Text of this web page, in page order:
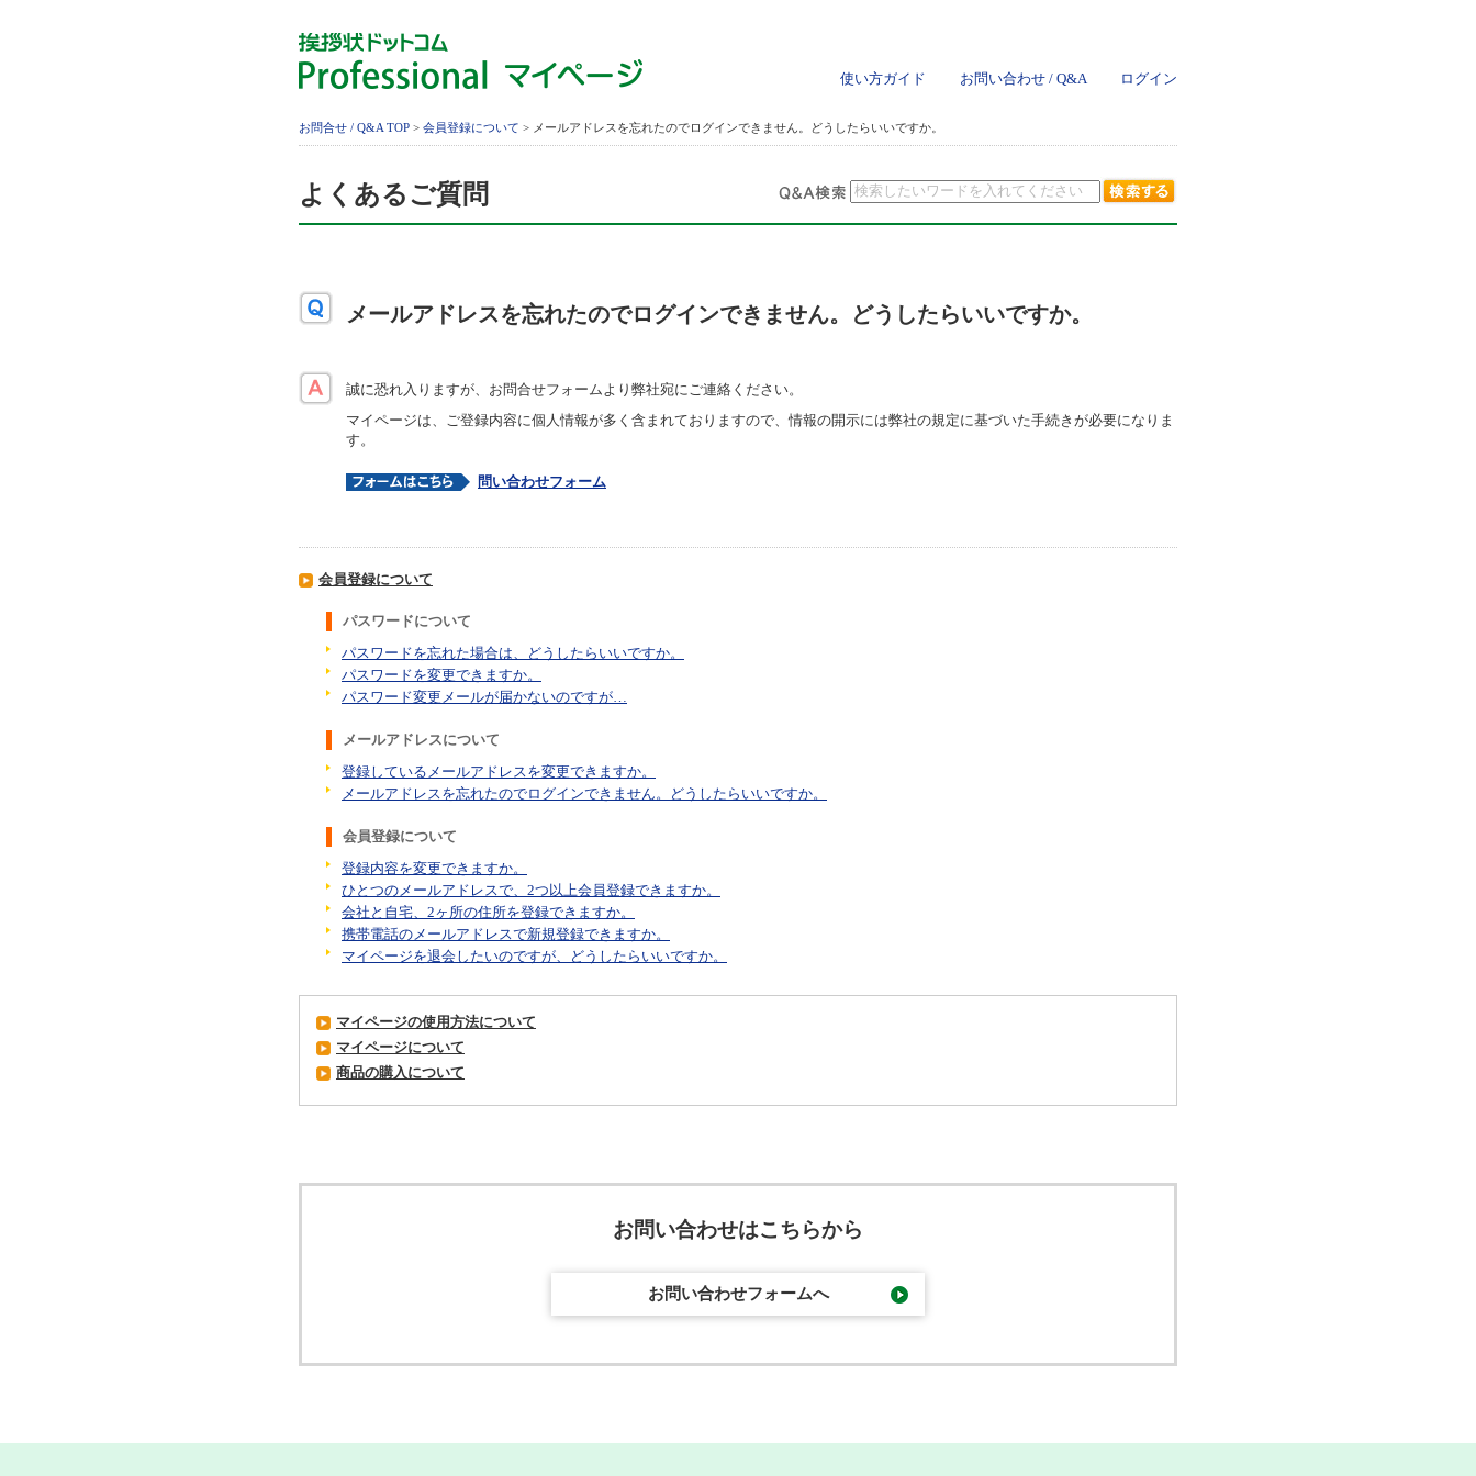
使い方ガイド お問い合わせ / Q&A ログイン
お問合せ / Q&A TOP > 会員登録について > メールアドレスを忘れたのでログインできません。どうしたらいいですか。
よくあるご質問
メールアドレスを忘れたのでログインできません。どうしたらいいですか。
誠に恐れ入りますが、お問合せフォームより弊社宛にご連絡ください。
マイページは、ご登録内容に個人情報が多く含まれておりますので、情報の開示には弊社の規定に基づいた手続きが必要になりま
す。
問い合わせフォーム
会員登録について
パスワードについて
パスワードを忘れた場合は、どうしたらいいですか。
パスワードを変更できますか。
パスワード変更メールが届かないのですが…
メールアドレスについて
登録しているメールアドレスを変更できますか。
メールアドレスを忘れたのでログインできません。どうしたらいいですか。
会員登録について
登録内容を変更できますか。
ひとつのメールアドレスで、2つ以上会員登録できますか。
会社と自宅、2ヶ所の住所を登録できますか。
携帯電話のメールアドレスで新規登録できますか。
マイページを退会したいのですが、どうしたらいいですか。
マイページの使用方法について
マイページについて
商品の購入について
お問い合わせはこちらから
お問い合わせフォームへ